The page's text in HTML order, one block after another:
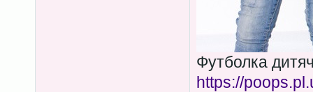
Футболка
https://